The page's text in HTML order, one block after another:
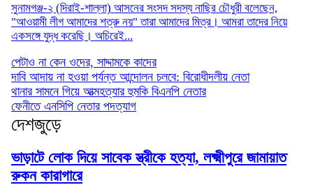
সুনামগঞ্জ-২ (দিরাই-শাল্লা) আসনের সংসদ সদস্য নাছির চৌধুরী বলেছেন,
"আওয়ামী লীগ আমাদের শত্রু নয়" তারা আমাদের মিত্র। আমরা তাদের নিয়ে
একসঙ্গে যুদ্ধ করেছি। অচিরেই...
পেটাও না কেন ওদের, সাদ্দামকে কাদের
দাবি আদায় না হওয়া পর্যন্ত আন্দোলন চলবে: বিরোধীদলীয় নেতা
থানার সামনে গিয়ে আত্মহত্যার হুমকি বিএনপি নেতার
ফেনীতে এনসিপি নেতার পদত্যাগ
দেশজুড়ে
ভাড়াটে লোক দিয়ে সাবেক স্ত্রীকে হত্যা, লক্ষ্মীপুরে জামায়াত
রুকন কারাগারে